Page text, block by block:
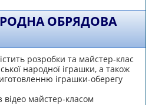
ОБРЯДОВА
розробки та майстер-клас
народної іграшки, а також
іграшки-оберегу
відео майстер-класом